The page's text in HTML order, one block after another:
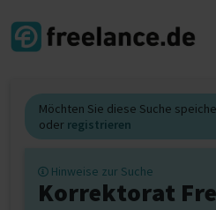
Möchten Sie diese Suche
oder registrieren
Hinweise zur Suche
Korrektorat